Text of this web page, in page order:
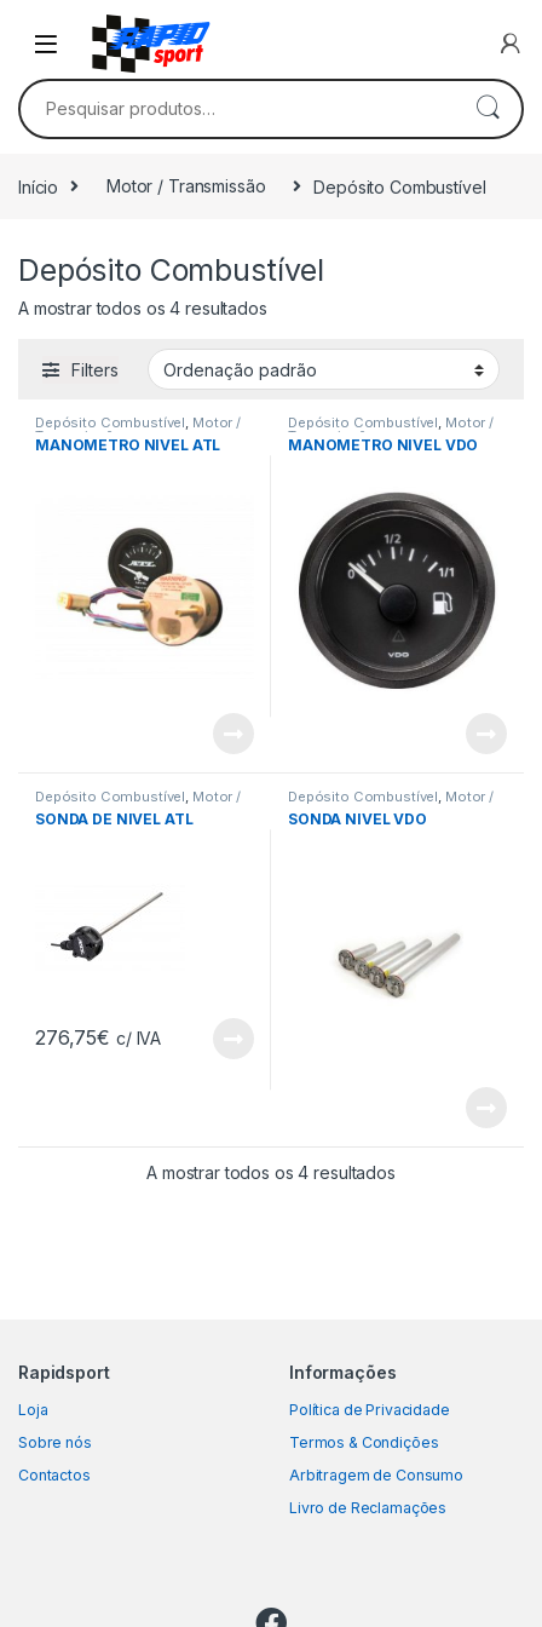
Skip to navigation
Skip to content
Pesquisar por:
Início Motor / Transmissão Depósito Combustível
Depósito Combustível
A mostrar todos os 4 resultados
Filters
Depósito Combustível, Motor /
Transmissão
MANOMETRO NIVEL ATL
Depósito Combustível, Motor /
Transmissão
MANOMETRO NIVEL VDO
Depósito Combustível, Motor /
Transmissão
SONDA DE NIVEL ATL
276,75€ c/ IVA
Depósito Combustível, Motor /
Transmissão
SONDA NIVEL VDO
A mostrar todos os 4 resultados
Rapidsport
Loja
Sobre nós
Contactos
Informações
Política de Privacidade
Termos & Condições
Arbitragem de Consumo
Livro de Reclamações